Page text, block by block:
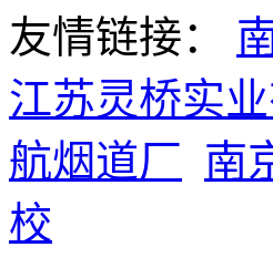
友情链接：
江苏灵桥实
航烟道厂 南
校